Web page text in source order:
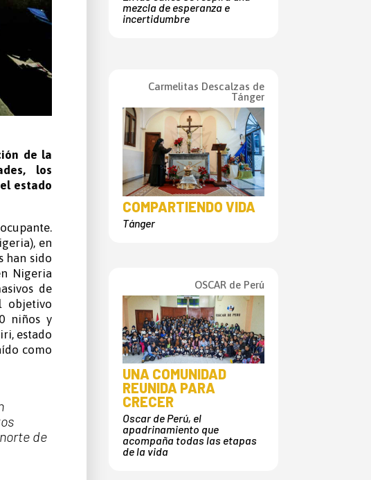
de la
los
estado
en
han sido
Nigeria
de
objetivo
niños y
estado
como
de
mezcla de esperanza e
incertidumbre
Carmelitas Descalzas de
Tánger
COMPARTIENDO VIDA
Tánger
OSCAR de Perú
UNA COMUNIDAD
REUNIDA PARA
CRECER
Oscar de Perú, el
apadrinamiento que
acompaña todas las etapas
de la vida